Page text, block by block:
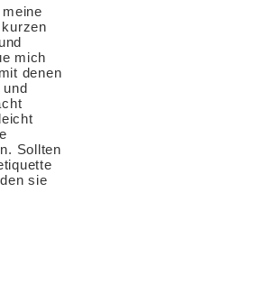
mich
denen
und
Sollten
sie